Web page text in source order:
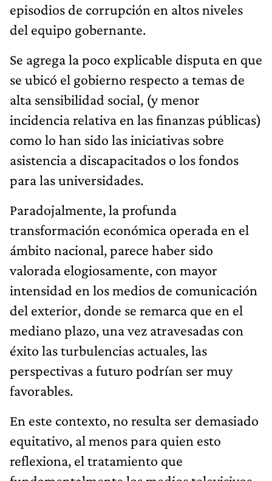
episodios de corrupción en altos niveles
del equipo gobernante.
Se agrega la poco explicable disputa en que
se ubicó el gobierno respecto a temas de
alta sensibilidad social, (y menor
incidencia relativa en las finanzas públicas)
como lo han sido las iniciativas sobre
asistencia a discapacitados o los fondos
para las universidades.
Paradojalmente, la profunda
transformación económica operada en el
ámbito nacional, parece haber sido
valorada elogiosamente, con mayor
intensidad en los medios de comunicación
del exterior, donde se remarca que en el
mediano plazo, una vez atravesadas con
éxito las turbulencias actuales, las
perspectivas a futuro podrían ser muy
favorables.
En este contexto, no resulta ser demasiado
equitativo, al menos para quien esto
reflexiona, el tratamiento que